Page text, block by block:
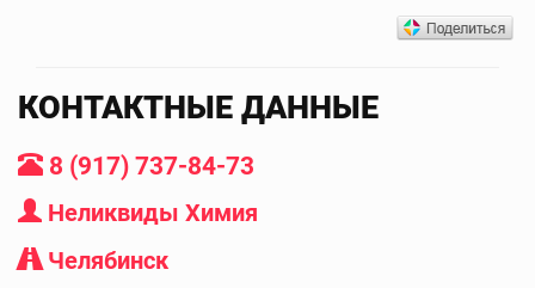
КОНТАКТНЫЕ ДАННЫЕ
8 (917) 737-84-73
Неликвиды Химия
Челябинск